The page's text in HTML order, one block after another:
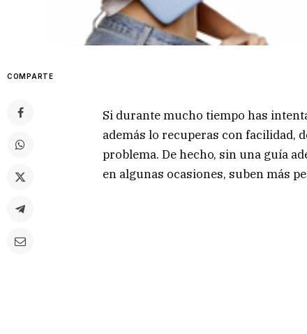
COMPARTE
Si durante mucho tiempo has
además lo recuperas con facilidad,
problema. De hecho, sin una guía
en algunas ocasiones, suben más